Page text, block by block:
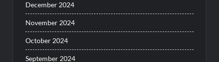
December 2024
November 2024
October 2024
September 2024